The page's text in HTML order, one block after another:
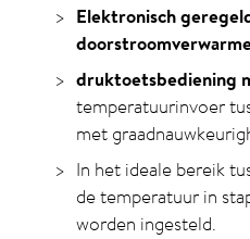
Elektronisch
druktoetsbediening
temperatuurinvoer
met
In het ideale bereik
de temperatuur in
worden ingesteld.